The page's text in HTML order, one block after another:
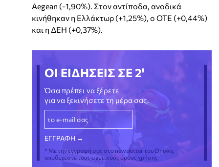
Aegean (-1,90%). Στον αντίποδα, ανοδικά
κινήθηκαν η Ελλάκτωρ (+1,25%), ο ΟΤΕ (+0,44%)
και η ΔΕΗ (+0,37%).
ΟΙ ΕΙΔΗΣΕΙΣ ΣΕ 2'
Όσα πρέπει να ξέρετε
για να ξεκινήσετε τη μέρα σας.
* Με την εγγραφή σας στο newsletter του Dnews,
αποδέχεστε τους σχετικούς όρους χρήσης